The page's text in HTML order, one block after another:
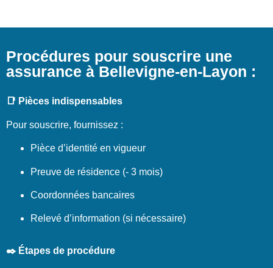
Procédures pour souscrire une
assurance à Bellevigne-en-Layon :
📑 Pièces indispensables
Pour souscrire, fournissez :
Pièce d’identité en vigueur
Preuve de résidence (- 3 mois)
Coordonnées bancaires
Relevé d’information (si nécessaire)
✒️ Étapes de procédure